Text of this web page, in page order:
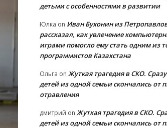
детьми с особенностями в развитии
Юлка on Иван Бухонин из
рассказал, как увлечение
играми помогло ему стать одним из
программистов Казахстана
Ольга on Жуткая трагедия в СКО.
детей из одной семьи скончались от
отравления
дмитрий on Жуткая трагедия в СКО.
детей из одной семьи скончались от